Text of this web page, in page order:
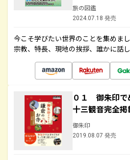
旅の図鑑
2024.07.18 発売
今こそ学びたい世界のことを集めま
宗教、特長、現地の挨拶、誰かに話
０１ 御朱印
十三観音完全
御朱印
2019.08.07 発売